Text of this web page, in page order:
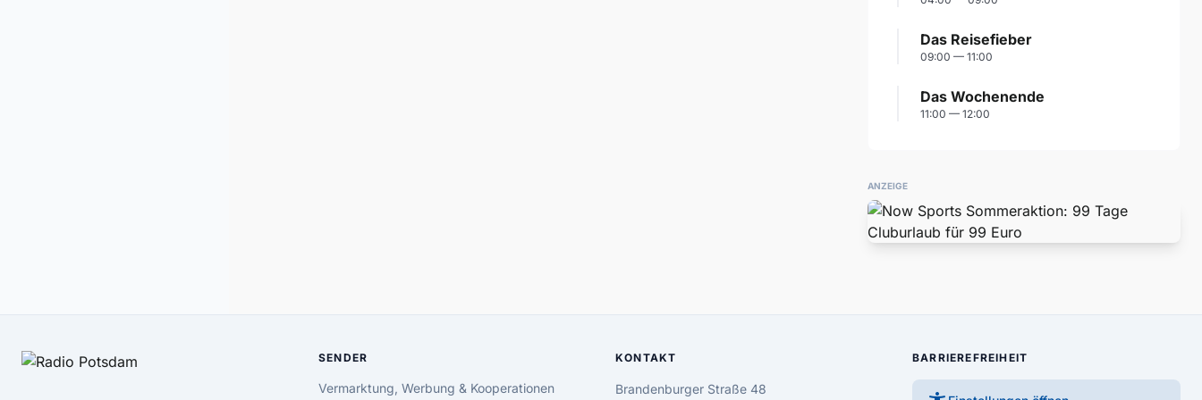
Das Reisefieber
09:00 — 11:00
Das Wochenende
11:00 — 12:00
ANZEIGE
SENDER
Vermarktung, Werbung & Kooperationen
KONTAKT
Brandenburger Straße 48
BARRIEREFREIHEIT